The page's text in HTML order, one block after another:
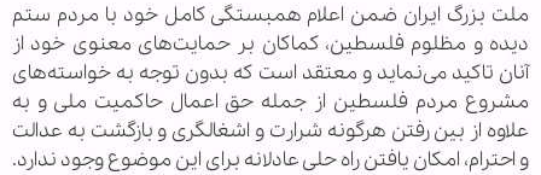
ملت بزرگ ایران ضمن اعلام همبستگی کامل خود با مردم ستم
دیده و مظلوم فلسطین، کماکان بر حمایت‌های معنوی خود از
آنان تاکید می‌نماید و معتقد است که بدون توجه به خواسته‌های
مشروع مردم فلسطین از جمله حق اعمال حاکمیت ملی و به
علاوه از بین رفتن هرگونه شرارت و اشغالگری و بازگشت به عدالت
و احترام، امکان یافتن راه حلی عادلانه برای این موضوع وجود ندارد.